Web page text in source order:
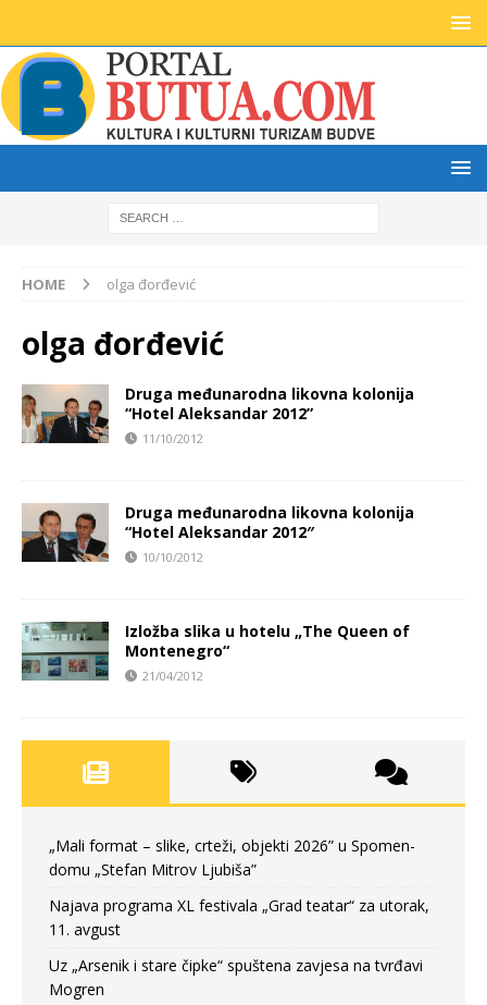
HOME olga đorđević
olga đorđević
Druga međunarodna likovna kolonija
“Hotel Aleksandar 2012”
11/10/2012
Druga međunarodna likovna kolonija
“Hotel Aleksandar 2012″
10/10/2012
Izložba slika u hotelu „The Queen of
Montenegro“
21/04/2012
„Mali format – slike, crteži, objekti 2026” u Spomen-
domu „Stefan Mitrov Ljubiša”
Najava programa XL festivala „Grad teatar“ za utorak,
11. avgust
Uz „Arsenik i stare čipke“ spuštena zavjesa na tvrđavi
Mogren